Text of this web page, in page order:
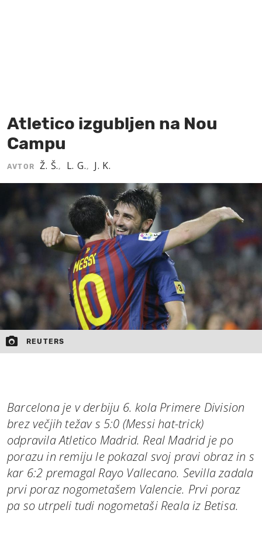
Atletico izgubljen na Nou
Campu
AVTOR Ž. Š., L. G., J. K.
REUTERS
Barcelona je v derbiju 6. kola Primere Division
brez večjih težav s 5:0 (Messi hat-trick)
odpravila Atletico Madrid. Real Madrid je po
porazu in remiju le pokazal svoj pravi obraz in s
kar 6:2 premagal Rayo Vallecano. Sevilla zadala
prvi poraz nogometašem Valencie. Prvi poraz
pa so utrpeli tudi nogometaši Reala iz Betisa.